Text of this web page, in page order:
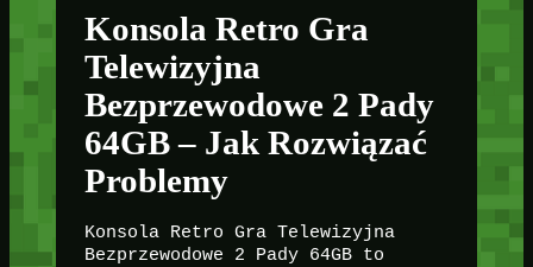
Konsola Retro Gra
Telewizyjna
Bezprzewodowe 2 Pady
64GB – Jak Rozwiązać
Problemy
Konsola Retro Gra Telewizyjna
Bezprzewodowe 2 Pady 64GB to